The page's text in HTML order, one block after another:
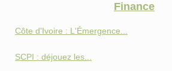
Finance
Côte d'Ivoire : L'Émergence...
SCPI : déjouez les...